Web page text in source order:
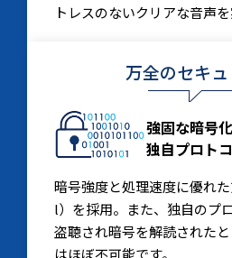
トレスのないクリアな音声を
万全のセキュ
強固な暗号
独自プロト
暗号強度と処理速度に優れ
l）を採用。また、独自のプ
盗聴され暗号を解読された
はほぼ不可能です。